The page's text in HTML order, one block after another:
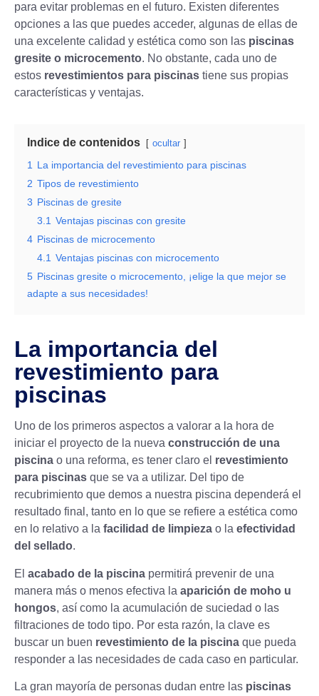
para evitar problemas en el futuro. Existen diferentes
opciones a las que puedes acceder, algunas de ellas de
una excelente calidad y estética como son las piscinas
gresite o microcemento. No obstante, cada uno de
estos revestimientos para piscinas tiene sus propias
características y ventajas.
Indice de contenidos ocultar
1 La importancia del revestimiento para piscinas
2 Tipos de revestimiento
3 Piscinas de gresite
3.1 Ventajas piscinas con gresite
4 Piscinas de microcemento
4.1 Ventajas piscinas con microcemento
5 Piscinas gresite o microcemento, ¡elige la que mejor se
adapte a sus necesidades!
La importancia del
revestimiento para
piscinas
Uno de los primeros aspectos a valorar a la hora de
iniciar el proyecto de la nueva construcción de una
piscina o una reforma, es tener claro el revestimiento
para piscinas que se va a utilizar. Del tipo de
recubrimiento que demos a nuestra piscina dependerá el
resultado final, tanto en lo que se refiere a estética como
en lo relativo a la facilidad de limpieza o la efectividad
del sellado.
El acabado de la piscina permitirá prevenir de una
manera más o menos efectiva la aparición de moho u
hongos, así como la acumulación de suciedad o las
filtraciones de todo tipo. Por esta razón, la clave es
buscar un buen revestimiento de la piscina que pueda
responder a las necesidades de cada caso en particular.
La gran mayoría de personas dudan entre las piscinas